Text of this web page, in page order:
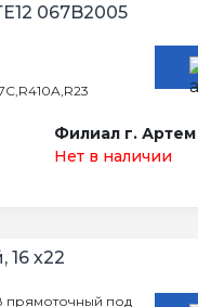
067B2005
Филиал г. Артем
Нет в наличии
16 х22
прямоточный под